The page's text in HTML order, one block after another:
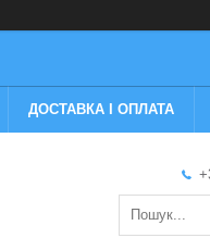
ДОСТАВКА І ОПЛАТА